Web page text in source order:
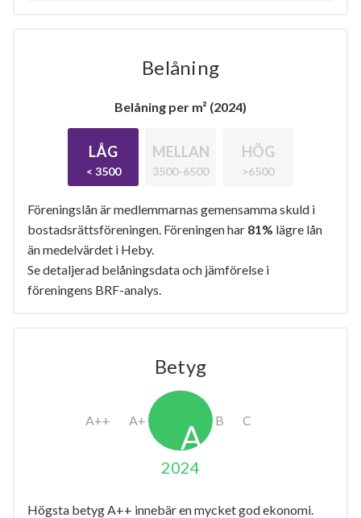
Belåning
Belåning per m² (2024)
LÅG
< 3500
MELLAN
3500-6500
HÖG
>6500
Föreningslån är medlemmarnas gemensamma skuld i
bostadsrättsföreningen. Föreningen har 81% lägre lån
än medelvärdet i Heby.
Se detaljerad belåningsdata och jämförelse i
föreningens BRF-analys.
Betyg
2024
Högsta betyg A++ innebär en mycket god ekonomi.